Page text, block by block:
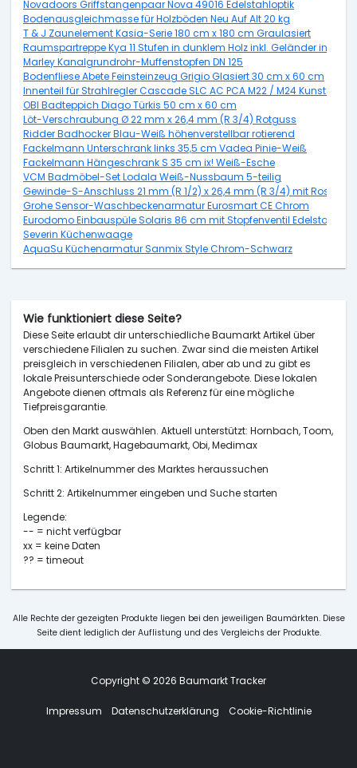
Novadoors Griffstangenpaar Nova 49016 Edelstahloptik
Bodenausgleichmasse für Holzböden Neu Auf Alt 20 kg
T & J Zaunelement Kasia-Serie 180 cm x 180 cm Graulasiert
Raumspartreppe Kya 11 Stufen in dunklem Holz inkl. Geländer in Grau
Marley Kanalgrundrohr-Muffenstopfen DN 125
Bodenfliese Abete Feinsteinzeug Grigio Glasiert 30 cm x 60 cm
Innenteil für Strahlregler Cascade SLC AC PCA M22 / M24 Kunststoff
OBI Badteppich Diago Türkis 50 cm x 60 cm
Löt-Verschraubung Ø 22 mm x 26,4 mm (R 3/4) Rotguss
Ridder Badhocker Blau-Weiß höhenverstellbar rotierend
Fackelmann Unterschrank links 35,5 cm Vadea Pinie-Weiß
Fackelmann Hängeschrank S 35 cm ix! Weiß-Esche
VCM Badmöbel-Set Lodala Weiß-Nussbaum 5-teilig
Gewinde-S-Anschluss 21 mm (R 1/2) x 26,4 mm (R 3/4) mit Rosette
Grohe Sensor-Waschbeckenarmatur Eurosmart CE Chrom
Eurodomo Einbauspüle Solaris 86 cm mit Stopfenventil Edelstahl
Severin Küchenwaage
AquaSu Küchenarmatur Sanmix Style Chrom-Schwarz
Wie funktioniert diese Seite?
Diese Seite erlaubt dir unterschiedliche Baumarkt Artikel über
verschiedene Filialen zu suchen. Zwar sind die meisten Artikel
preisgleich in verschiedenen Filialen, aber ab und zu gibt es
lokale Preisunterschiede oder Sonderangebote. Diese lokalen
Angebote dienen oftmals als Referenz für eine mögliche
Tiefpreisgarantie.
Oben den Markt auswählen. Aktuell unterstützt: Hornbach, Toom,
Globus Baumarkt, Hagebaumarkt, Obi, Medimax
Schritt 1: Artikelnummer des Marktes heraussuchen
Schritt 2: Artikelnummer eingeben und Suche starten
Legende:
-- = nicht verfügbar
xx = keine Daten
?? = timeout
Alle Rechte der gezeigten Produkte liegen bei den jeweiligen Baumärkten. Diese
Seite dient lediglich der Auflistung und des Vergleichs der Produkte.
Copyright © 2026 Baumarkt Tracker
Impressum Datenschutzerklärung Cookie-Richtlinie